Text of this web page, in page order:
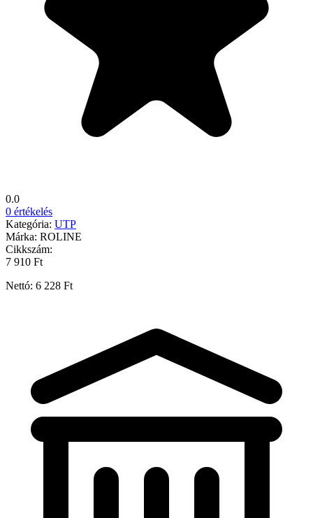
0.0
0 értékelés
Kategória: UTP
Márka: ROLINE
Cikkszám:
7 910 Ft
Nettó: 6 228 Ft